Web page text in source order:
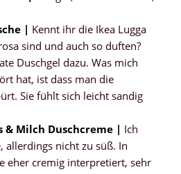
| Kennt ihr die Ikea Lugga
sind und auch so duften?
Duschgel dazu. Was mich
hat, ist dass man die
Sie fühlt sich leicht sandig
& Milch Duschcreme | Ich
allerdings nicht zu süß. In
eher cremig interpretiert, sehr